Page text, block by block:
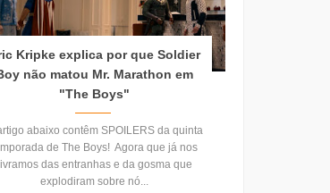
Kripke explica por que Soldier
não matou Mr. Marathon em
"The Boys"
abaixo contêm SPOILERS da quinta
de The Boys! Agora que já nos
das entranhas e da gosma que
explodiram sobre nó...